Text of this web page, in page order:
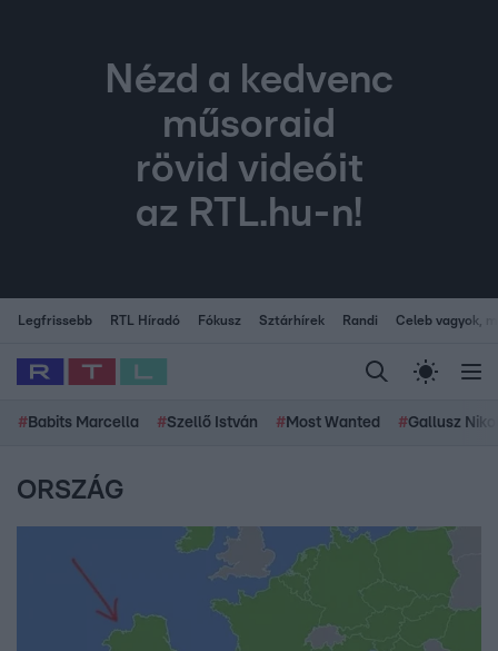
Nézd a kedvenc
műsoraid
rövid videóit
az RTL.hu-n!
Legfrissebb RTL Híradó Fókusz Sztárhírek Randi Celeb vagyok,
# Babits Marcella #Szellő István # Most Wanted #Gallusz
ORSZÁG